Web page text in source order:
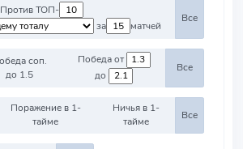
Против ТОП-
за
матчей
Все
соп.
до 1.5
Победа от
до
Все
Поражение в 1-
тайме
Ничья в 1-
тайме
Все